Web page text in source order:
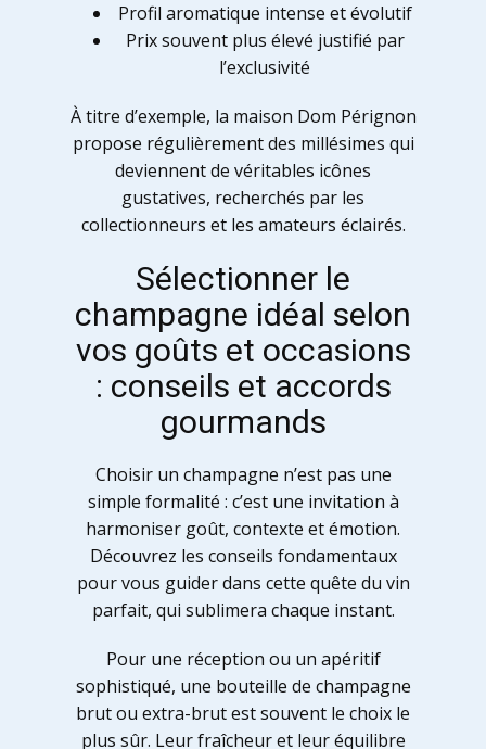
Profil aromatique intense et évolutif
Prix souvent plus élevé justifié par
l’exclusivité
À titre d’exemple, la maison Dom Pérignon
propose régulièrement des millésimes qui
deviennent de véritables icônes
gustatives, recherchés par les
collectionneurs et les amateurs éclairés.
Sélectionner le
champagne idéal selon
vos goûts et occasions
: conseils et accords
gourmands
Choisir un champagne n’est pas une
simple formalité : c’est une invitation à
harmoniser goût, contexte et émotion.
Découvrez les conseils fondamentaux
pour vous guider dans cette quête du vin
parfait, qui sublimera chaque instant.
Pour une réception ou un apéritif
sophistiqué, une bouteille de champagne
brut ou extra-brut est souvent le choix le
plus sûr. Leur fraîcheur et leur équilibre